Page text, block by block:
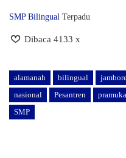
SMP Bilingual Terpadu
Dibaca 4133 x
alamanah bilingual
nasional
Pesantren pramuka
SMP